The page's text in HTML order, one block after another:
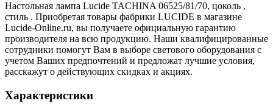
Настольная лампа Lucide TACHINA 06525/81/70, цоколь ,
стиль . Приобретая товары фабрики LUCIDE в магазине
Lucide-Online.ru, вы получаете официальную гарантию
производителя на всю продукцию. Наши квалифицированные
сотрудники помогут Вам в выборе светового оборудования с
учетом Ваших предпочтений и предложат лучшие условия,
расскажут о действующих скидках и акциях.
Характеристики